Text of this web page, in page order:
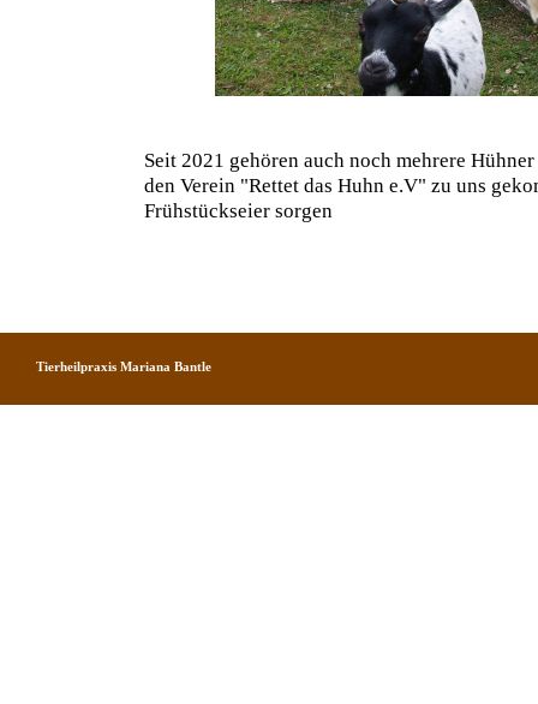
Seit 2021 gehören auch noch mehrere
den Verein "Rettet das Huhn e.V" zu uns
Frühstückseier sorgen
Tierheilpraxis Mariana Bantle